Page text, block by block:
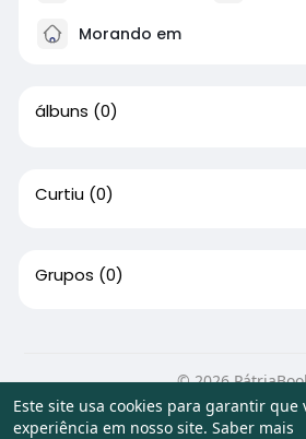
Este site usa cookies para garantir
experiência em nosso site. Saber mais
Morando em
álbuns (0)
Curtiu (0)
Grupos (0)
© 2026
Início
Sobre Contato